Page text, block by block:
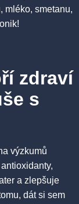
mléko, smetanu,
zdraví
s
výzkumů
a zlepšuje
dát si sem